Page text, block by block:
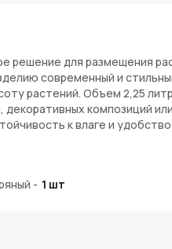
решение для размещения
современный и
растений. Объем 2,25
композиций
к влаге и
интерьеру
композиций
- 1 шт